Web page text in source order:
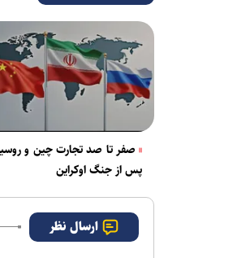
صفر تا صد تجارت چین و
پس از جنگ اوکراین
ارسال نظر